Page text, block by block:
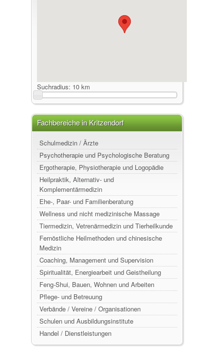
Suchradius: 10 km
Fachbereiche in Kritzendorf
Schulmedizin / Ärzte
Psychotherapie und Psychologische Beratung
Ergotherapie, Physiotherapie und Logopädie
Heilpraktik, Alternativ- und
Komplementärmedizin
Ehe-, Paar- und Familienberatung
Wellness und nicht medizinische Massage
Tiermedizin, Vetrenärmedizin und Tierheilkunde
Fernöstliche Heilmethoden und chinesische
Medizin
Coaching, Management und Supervision
Spiritualität, Energiearbeit und Geistheilung
Feng-Shui, Bauen, Wohnen und Arbeiten
Pflege- und Betreuung
Verbände / Vereine / Organisationen
Schulen und Ausbildungsinstitute
Handel / Dienstleistungen